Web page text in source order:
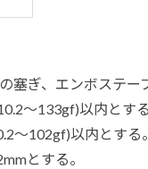
塞ぎ、エンボステー
～133gf)以内とする
～102gf)以内とする。
とする。